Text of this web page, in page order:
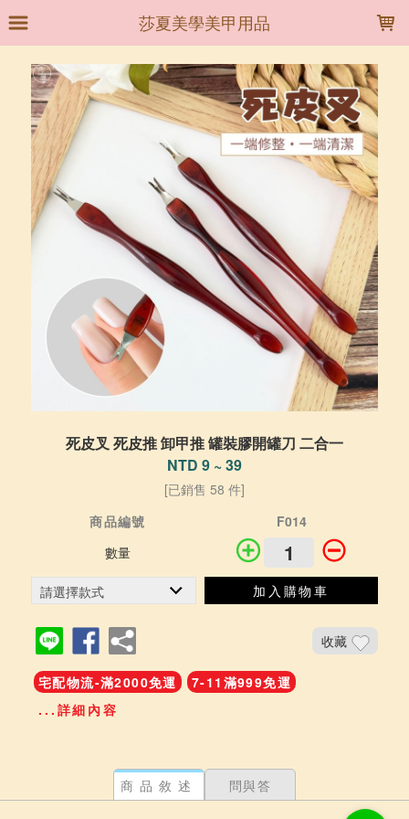
莎夏美學美甲用品
死皮叉 死皮推 卸甲推 罐裝膠開罐刀 二合一
NTD 9 ~ 39
[已銷售 58 件]
商品編號
F014
數量
加入購物車
收藏
宅配物流-滿2000免運
7-11滿999免運
...詳細內容
商品敘述 問與答